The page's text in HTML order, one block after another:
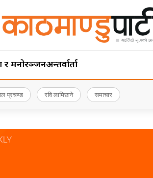
र मनोरञ्जनअन्तर्वार्ता
प्रचण्ड रवि लामिछाने समाचार